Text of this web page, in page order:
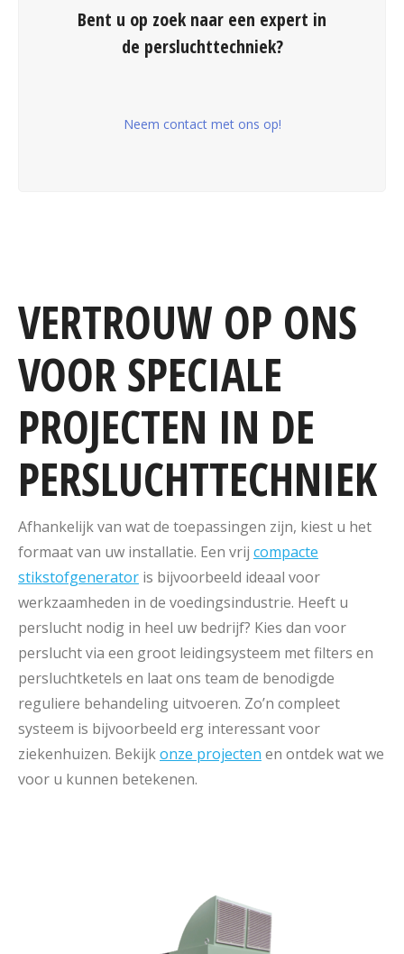
Bent u op zoek naar een expert in
de persluchttechniek?
Neem contact met ons op!
VERTROUW OP ONS
VOOR SPECIALE
PROJECTEN IN DE
PERSLUCHTTECHNIEK
Afhankelijk van wat de toepassingen zijn, kiest u het
formaat van uw installatie. Een vrij compacte
stikstofgenerator is bijvoorbeeld ideaal voor
werkzaamheden in de voedingsindustrie. Heeft u
perslucht nodig in heel uw bedrijf? Kies dan voor
perslucht via een groot leidingsysteem met filters en
persluchtketels en laat ons team de benodigde
reguliere behandeling uitvoeren. Zo’n compleet
systeem is bijvoorbeeld erg interessant voor
ziekenhuizen. Bekijkonze projecten en ontdek wat we
voor u kunnen betekenen.